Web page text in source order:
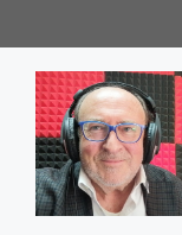
al
contenuto